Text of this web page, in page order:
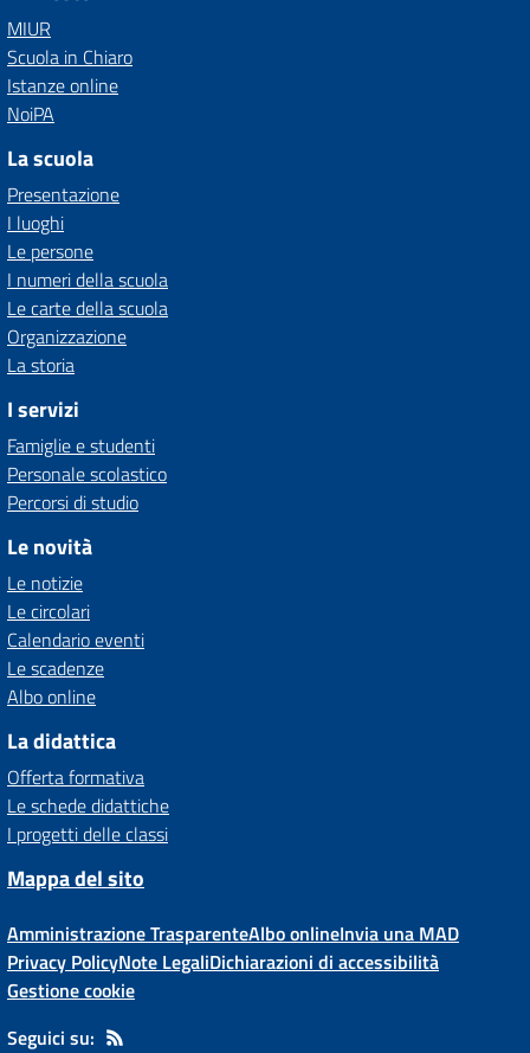
MIUR
Scuola in Chiaro
Istanze online
NoiPA
La scuola
Presentazione
I luoghi
Le persone
I numeri della scuola
Le carte della scuola
Organizzazione
La storia
I servizi
Famiglie e studenti
Personale scolastico
Percorsi di studio
Le novità
Le notizie
Le circolari
Calendario eventi
Le scadenze
Albo online
La didattica
Offerta formativa
Le schede didattiche
I progetti delle classi
Mappa del sito
Amministrazione TrasparenteAlbo onlineInvia una MAD
Privacy PolicyNote LegaliDichiarazioni di accessibilità
Gestione cookie
Seguici su: